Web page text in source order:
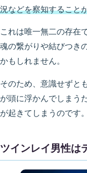
況などを察知すること
これは唯一無二の存在
魂の繋がりや結びつき
かもしれません。
そのため、意識せずと
が頭に浮かんでしまう
が起きてしまうのです。
ツインレイ男性は